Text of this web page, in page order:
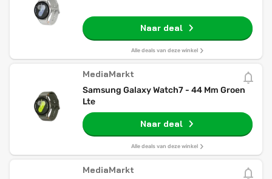
Naar deal
Alle deals van deze winkel
MediaMarkt
Samsung Galaxy Watch7 - 44 Mm Groen
Lte
Naar deal
Alle deals van deze winkel
MediaMarkt